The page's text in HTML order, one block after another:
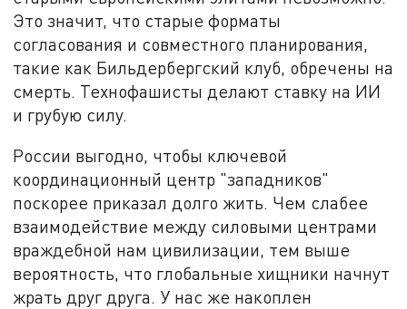
Это значит, что старые форматы
согласования и совместного планирования,
такие как Бильдербергский клуб, обречены на
смерть. Технофашисты делают ставку на ИИ
и грубую силу.
России выгодно, чтобы ключевой
координационный центр "западников"
поскорее приказал долго жить. Чем слабее
взаимодействие между силовыми центрами
враждебной нам цивилизации, тем выше
вероятность, что глобальные хищники начнут
жрать друг друга. У нас же накоплен